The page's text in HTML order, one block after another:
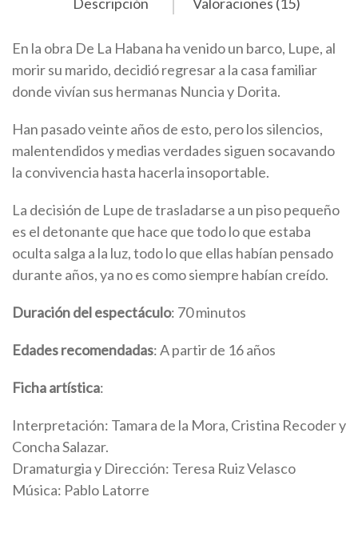
En la obra De La Habana ha venido un barco, Lupe, al
morir su marido, decidió regresar a la casa familiar
donde vivían sus hermanas Nuncia y Dorita.
Han pasado veinte años de esto, pero los silencios,
malentendidos y medias verdades siguen socavando
la convivencia hasta hacerla insoportable.
La decisión de Lupe de trasladarse a un piso pequeño
es el detonante que hace que todo lo que estaba
oculta salga a la luz, todo lo que ellas habían pensado
durante años, ya no es como siempre habían creído.
Duración del espectáculo: 70 minutos
Edades recomendadas: A partir de 16 años
Ficha artística:
Interpretación: Tamara de la Mora, Cristina Recoder y
Concha Salazar.
Dramaturgia y Dirección: Teresa Ruiz Velasco
Música: Pablo Latorre